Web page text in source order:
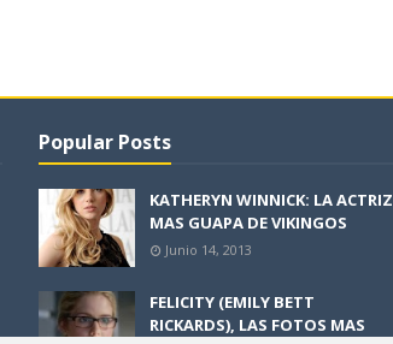
Popular Posts
KATHERYN WINNICK: LA ACTRIZ
MAS GUAPA DE VIKINGOS
Junio 14, 2013
FELICITY (EMILY BETT
RICKARDS), LAS FOTOS MAS